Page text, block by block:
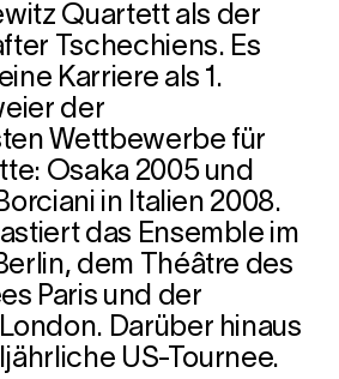
Quartett als der
Tschechiens. Es
Karriere als 1.
der
Wettbewerbe für
Osaka 2005 und
in Italien 2008.
das Ensemble im
dem Théâtre des
Paris und der
Darüber hinaus
US-Tournee.